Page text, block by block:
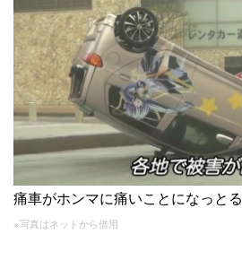
痛車がホンマに痛いことになっとる
※写真はネットから借用